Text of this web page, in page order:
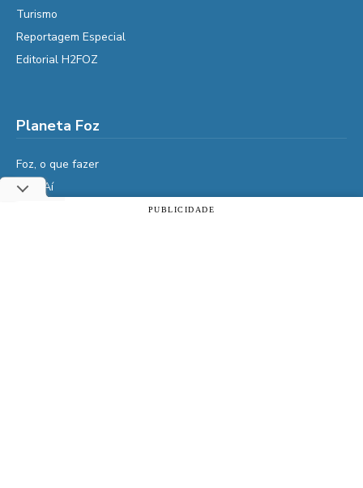
Turismo
Reportagem Especial
Editorial H2FOZ
Planeta Foz
Foz, o que fazer
Diga Aí
PUBLICIDADE